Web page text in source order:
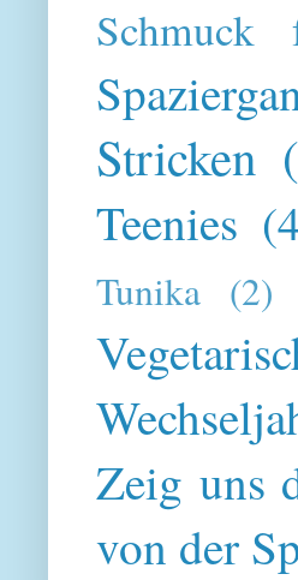
Schmuck
Stricken
Teenies
Tunika (2)
Zeig uns
von der